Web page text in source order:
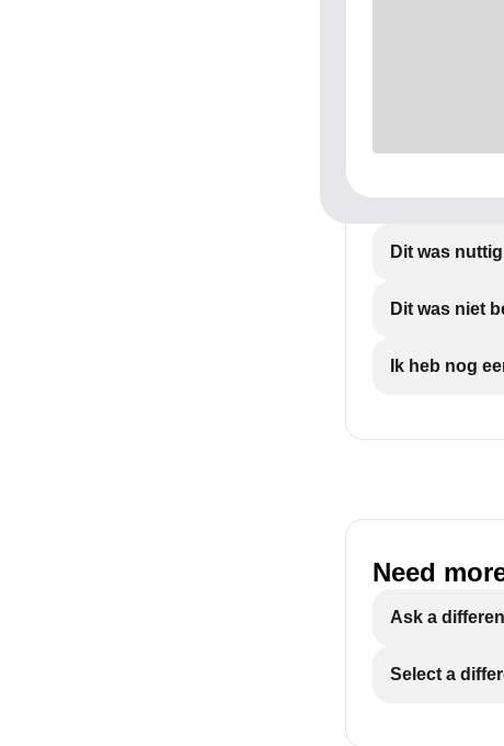
Dit was nuttig
Dit was niet
Ik heb nog
Need
Ask a
Select a